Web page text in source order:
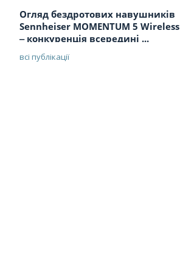
Огляд бездротових навушників
Sennheiser MOMENTUM 5 Wireless
‒ конкуренція всередині ...
всі публікації